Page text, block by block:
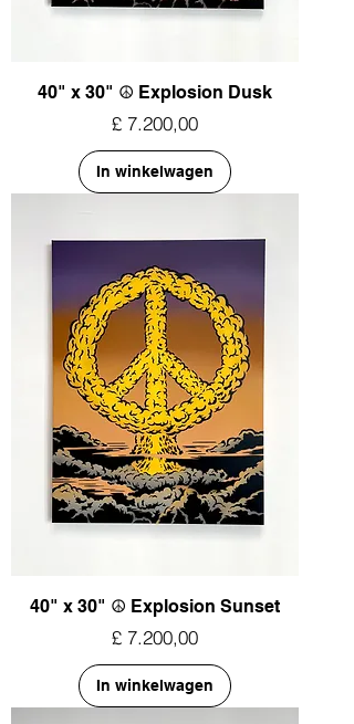
40" x 30" ☮︎ Explosion Dusk
Prijs
£ 7.200,00
In winkelwagen
40" x 30" ☮︎ Explosion Sunset
Prijs
£ 7.200,00
In winkelwagen